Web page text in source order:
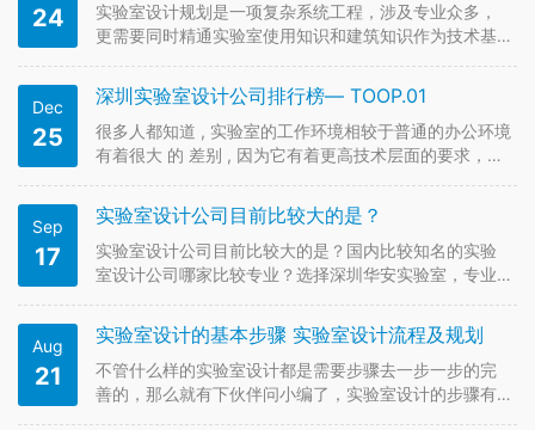
实验室设计的专业技术。 一、规划…
24
实验室设计规划是一项复杂系统工程，涉及专业众多，
更需要同时精通实验室使用知识和建筑知识作为技术基
购合理的仪器设备与实验家具。实验室的总体规划设计
包括实验室合理布局和平面设计，以及强弱电、给排
水、供气、通风、空调、空气净化、安…
Dec
25
深圳实验室设计公司排行榜— TOOP.01
很多人都知道 , 实验室的工作环境相较于普通的办公环境
有着很大 的 差别 , 因为它有着更高技术层面的要求，而
着较大的区别 , 国家也因此发布了各种不同实验室设计规
范与标准 , 便于我们在安全中探索和发展。 实验室家
具…
Sep
17
实验室设计公司目前比较大的是？
实验室设计公司目前比较大的是？国内比较知名的实验
室设计公司哪家比较专业？选择深圳华安实验室，专业
流的技术，优质的服务值得您拥有。联系热线
18344143335，下面就跟着华安实验室小编来了解一下
实验室设计的基本要求吧~ 一…
Aug
21
实验室设计的基本步骤 实验室设计流程及规划
不管什么样的实验室设计都是需要步骤去一步一步的完
善的，那么就有下伙伴问小编了，实验室设计的步骤有